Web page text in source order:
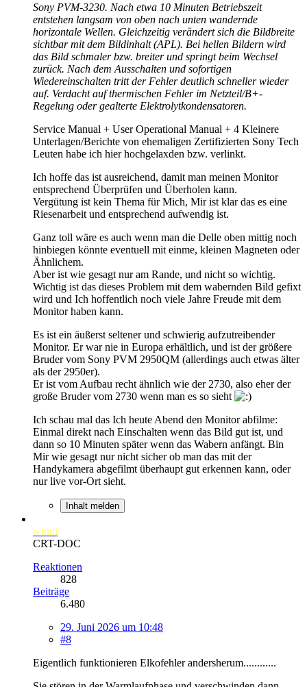
Sony PVM-3230. Nach etwa 10 Minuten Betriebszeit
entstehen langsam von oben nach unten wandernde
horizontale Wellen. Gleichzeitig verändert sich die Bildbreite
sichtbar mit dem Bildinhalt (APL). Bei hellen Bildern wird
das Bild schmaler bzw. breiter und springt beim Wechsel
zurück. Nach dem Ausschalten und sofortigen
Wiedereinschalten tritt der Fehler deutlich schneller wieder
auf. Verdacht auf thermischen Fehler im Netzteil/B+-
Regelung oder gealterte Elektrolytkondensatoren.
Service Manual + User Operational Manual + 4 Kleinere
Unterlagen/Berichte von ehemaligen Zertifizierten Sony Tech
Leuten habe ich hier hochgelaxden bzw. verlinkt.
Ich hoffe das ist ausreichend, damit man meinen Monitor
entsprechend Überprüfen und Überholen kann.
Vergütung ist kein Thema für Mich, Mir ist klar das es eine
Riesenarbeit und entsprechend aufwendig ist.
Ganz toll wäre es auch wenn man die Delle oben mittig noch
hinbiegen könnte eventuell mit einme, kleinen Magneten oder
Ähnlichem.
Aber ist wie gesagt nur am Rande, und nicht so wichtig.
Wichtig ist das dieses Problem mit dem wabernden Bild gefixt
wird und Ich hoffentlich noch viele Jahre Freude mit dem
Monitor haben kann.
Es ist ein äußerst seltener und schwierig aufzutreibender
Monitor. Er war nie in Europa erhältlich, und ist der größere
Bruder vom Sony PVM 2950QM (allerdings auch etwas älter
als der 2950er).
Er ist vom Aufbau recht ähnlich wie der 2730, also eher der
große Bruder vom 2730 wenn man es so sieht
Ich schau mal das Ich heute Abend den Monitor abfilme:
Einmal direkt nach Einschalten wenn das Bild gut ist, und
dann so 10 Minuten später wenn das Wabern anfängt. Bin
Mir wie gesagt nur nicht sicher ob man das mit der
Handykamera abgefilmt überhaupt gut erkennen kann, oder
nur live vor-Ort sieht.
Inhalt melden
winni
CRT-DOC
Reaktionen
828
Beiträge
6.480
29. Juni 2026 um 10:48
#8
Eigentlich funktionieren Elkofehler andersherum............